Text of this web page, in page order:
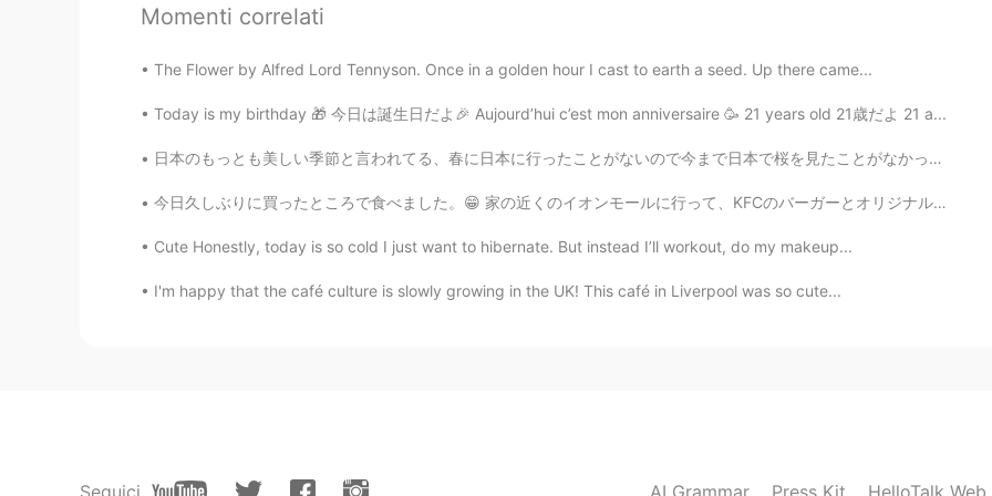
おいしそうなビスケットですね😊 体調は大丈夫ですか⁇お大事に😊
JP EN
よかったら、このビスケットの材料と作り方を教えて下さい🙏✨とても美味しそう😋
Reiko 2020.06.08 06:46
した🎵😁
Sherry casks 2020.06.08 06:32
Momenti correlati
The Flower by Alfred Lord Tennyson. Once in a golden hour I cast to earth a seed. Up there came...
Today is my birthday 🎁 今日は誕生日だよ🎉 Aujourd’hui c’est mon anniversaire 🥳 21 years old 21歳だよ 21 a...
日本のもっとも美しい季節と言われてる、春に日本に行ったことがないので今まで日本で桜を見たことがなかったです。桜を見たくて春に行くしかないと思ってましたが、春だけじゃなくて秋にも咲く桜があることを...
今日久しぶりに買ったところで食べました。😁 家の近くのイオンモールに行って、KFCのバーガーとオリジナルチキンを食べました。ドリンクはレモネードにしました。兄も一緒にいて、牛丼を食べました。😋...
Cute Honestly, today is so cold I just want to hibernate. But instead I’ll workout, do my makeup...
I'm happy that the café culture is slowly growing in the UK! This café in Liverpool was so cute...
Seguici AI Grammar Press Kit HelloTalk Web